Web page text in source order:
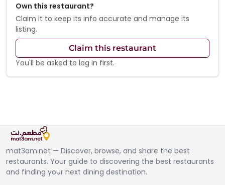
Own this restaurant?
Claim it to keep its info accurate and manage its
listing.
Claim this restaurant
You'll be asked to log in first.
mat3am.net — Discover, browse, and share the best
restaurants. Your guide to discovering the best restaurants
and finding your next dining destination.